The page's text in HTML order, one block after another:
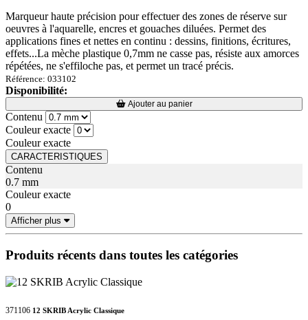
Marqueur haute précision pour effectuer des zones de réserve sur
oeuvres à l'aquarelle, encres et gouaches diluées. Permet des
applications fines et nettes en continu : dessins, finitions, écritures,
effets...La mèche plastique 0,7mm ne casse pas, résiste aux amorces
répétées, ne s'effiloche pas, et permet un tracé précis.
Référence: 033102
Disponibilité:
Loading...
Loading... Ajouter au panier
Contenu
Couleur exacte
Couleur exacte
CARACTERISTIQUES
Contenu
0.7 mm
Couleur exacte
0
Afficher plus
Produits récents dans toutes les catégories
371106 12 SKRIB Acrylic Classique